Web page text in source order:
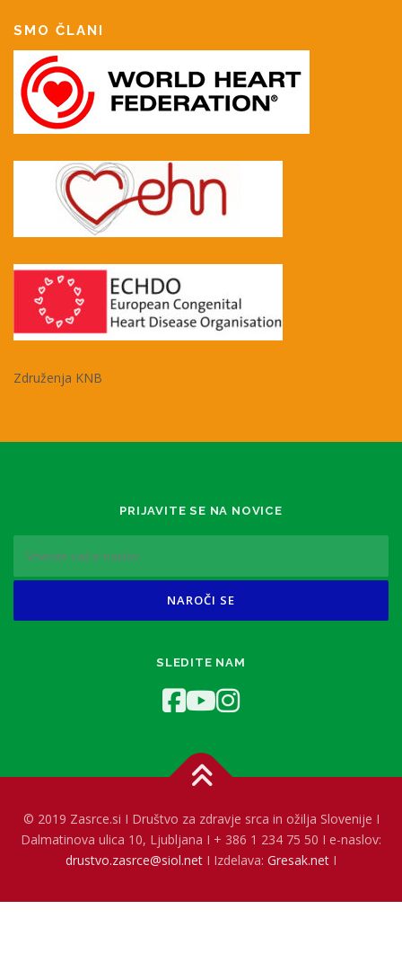
SMO ČLANI
Združenja KNB
PRIJAVITE SE NA NOVICE
SLEDITE NAM
© 2019 Zasrce.si I Društvo za zdravje srca in ožilja Slovenije I
Dalmatinova ulica 10, Ljubljana I + 386 1 234 75 50 I e-naslov:
drustvo.zasrce@siol.net I Izdelava: Gresak.net I